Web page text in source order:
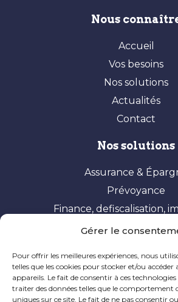
Gérer le
Pour offrir les meilleures expériences, nous
telles que les cookies pour stocker et/ou
appareils. Le fait de consentir à ces
traiter des données telles que le comportement
uniques sur ce site. Le fait de ne pas consentir
Nous
Accueil
Vos besoins
Nos solutions
Actualités
Contact
Nos solutions
Assurance &
Prévoyance
Finance, defiscalisation,
Vos besoins
Constituer et valoriser son
Optimisation
Préparer sa